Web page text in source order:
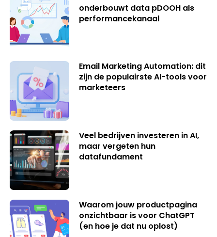
onderbouwt data pDOOH als
performancekanaal
Email Marketing Automation: dit
zijn de populairste AI-tools voor
marketeers
Veel bedrijven investeren in AI,
maar vergeten hun
datafundament
Waarom jouw productpagina
onzichtbaar is voor ChatGPT
(en hoe je dat nu oplost)